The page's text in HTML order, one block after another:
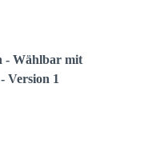
- Wählbar mit
Version 1